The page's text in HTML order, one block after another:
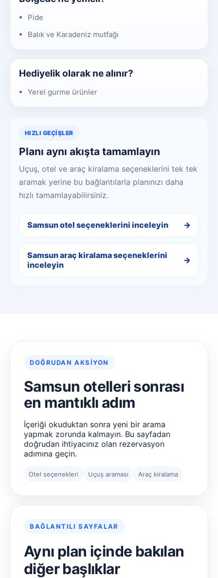
Pide
Balık ve Karadeniz mutfağı
Hediyelik olarak ne alınır?
Yerel gurme ürünler
HIZLI GEÇIŞLER
Planı aynı akışta tamamlayın
Uçuş, otel ve araç kiralama seçeneklerini tek tek
aramak yerine bu bağlantılarla planınızı daha
hızlı tamamlayabilirsiniz.
Samsun otel seçeneklerini inceleyin
Samsun araç kiralama seçeneklerini
inceleyin
DOĞRUDAN AKSIYON
Samsun otelleri sonrası
en mantıklı adım
İçeriği okuduktan sonra yeni bir arama
yapmak zorunda kalmayın. Bu sayfadan
doğrudan ihtiyacınız olan rezervasyon
adımına geçin.
Otel seçenekleri Uçuş araması Araç kiralama
BAĞLANTILI SAYFALAR
Aynı plan içinde bakılan
diğer başlıklar